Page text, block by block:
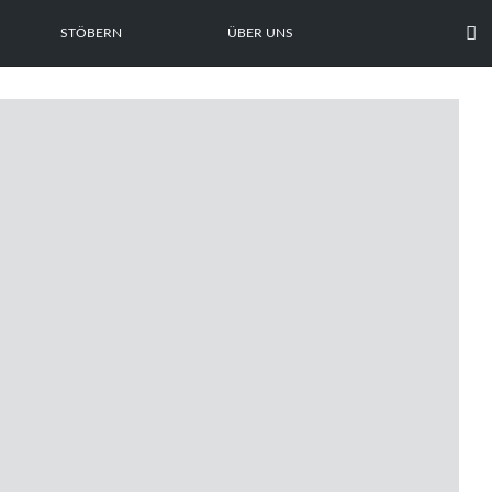
STÖBERN ÜBER UNS 